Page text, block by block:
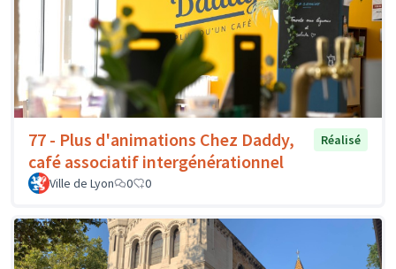
77 - Plus d'animations Chez Daddy,
café associatif intergénérationnel
Réalisé
Ville de Lyon 0 0